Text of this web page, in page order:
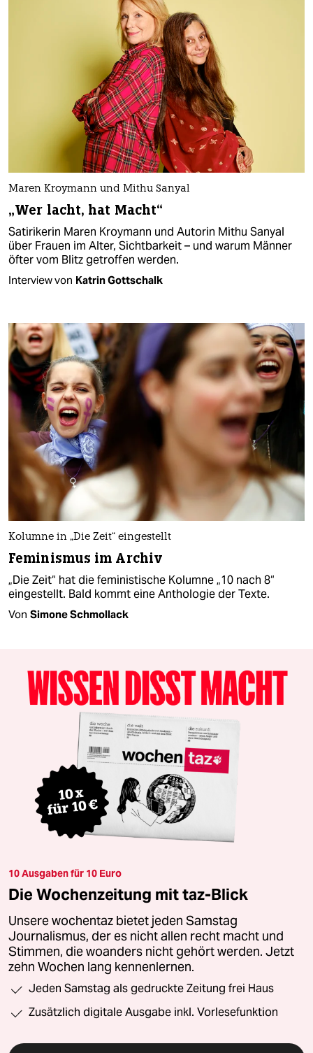
Maren Kroymann und Mithu Sanyal
„Wer lacht, hat Macht“
Satirikerin Maren Kroymann und Autorin Mithu Sanyal
über Frauen im Alter, Sichtbarkeit – und warum Männer
öfter vom Blitz getroffen werden.
Interview von Katrin Gottschalk
Kolumne in „Die Zeit“ eingestellt
Feminismus im Archiv
„Die Zeit“ hat die feministische Kolumne „10 nach 8“
eingestellt. Bald kommt eine Anthologie der Texte.
Von Simone Schmollack
10 Ausgaben für 10 Euro
Die Wochenzeitung mit taz-Blick
Unsere wochentaz bietet jeden Samstag
Journalismus, der es nicht allen recht macht und
Stimmen, die woanders nicht gehört werden. Jetzt
zehn Wochen lang kennenlernen.
Jeden Samstag als gedruckte Zeitung frei Haus
Zusätzlich digitale Ausgabe inkl. Vorlesefunktion